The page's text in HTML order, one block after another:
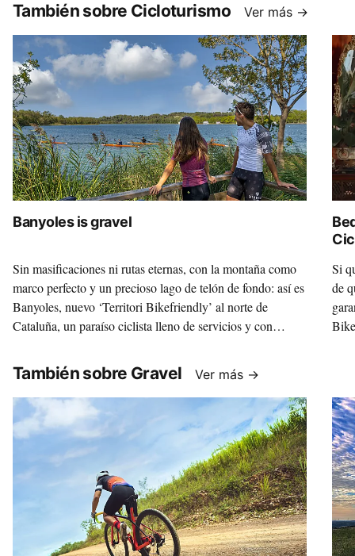
También sobre Cicloturismo Ver más →
Banyoles is gravel
Sin masificaciones ni rutas eternas, con la montaña como
marco perfecto y un precioso lago de telón de fondo: así es
Banyoles, nuevo ‘Territori Bikefriendly’ al norte de
Cataluña, un paraíso ciclista lleno de servicios y con
Si
de
También sobre Gravel Ver más →